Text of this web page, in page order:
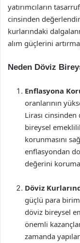
yatırımcıların
cinsinden
kurlarındaki
alım güçlerini
Neden Döviz
Enflasyona
oranlarının
Lirası cinsinden
bireysel
korunmasını
enflasyondan
değerini koruma
Döviz
güçlü para
döviz bireysel
önemli
zamanda